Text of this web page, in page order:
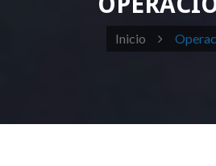
Inicio